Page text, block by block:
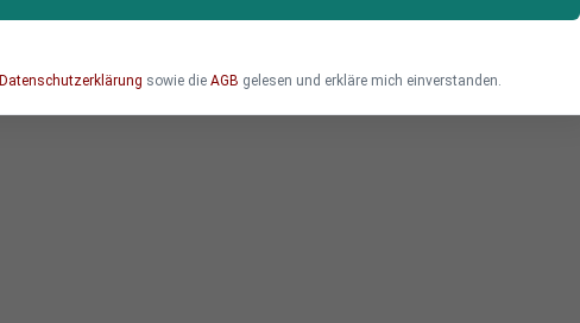
Datenschutzerklärung sowie die AGB gelesen und erkläre mich einverstanden.